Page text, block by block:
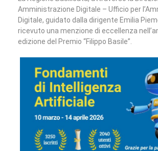
Amministrazione Digitale – Ufficio per
Digitale, guidato dalla dirigente Emilia
ricevuto una menzione di eccellenza
edizione del Premio “Filippo Basile”.